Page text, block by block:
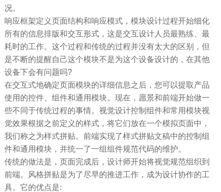
况。
响应框架定义页面结构和响应模式，模块设计过程开始细化
所有的信息排版和交互形式，这是交互设计人员最熟练、最
耗时的工作。这个过程和传统的过程并没有太大的区别，但
是不断的提醒自己这个模块不是为这个设备设计的，在其他
设备下会有问题吗?
在交互式地确定页面模块的详细信息之后，您可以提取产品
使用的控件、组件和通用模块。现在，愿景和前端开始做一
些不同于传统过程的事情。视觉设计控制组件和常用模块视
觉效果根据之前定义的样式，将它们放在一个模拟页面中，
我们称之为样式拼贴。前端实现了样式拼贴文稿中的控制组
件和通用模块，并统一了一组组件规范代码的维护。
传统的做法是，页面完成后，设计师开始将视觉规范组织到
前端。风格拼贴是为了尽早的推进工作，成为设计协作的工
具。它的优点是: